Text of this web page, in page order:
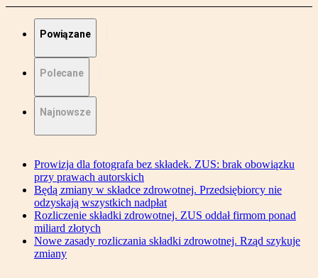
Powiązane
Polecane
Najnowsze
Prowizja dla fotografa bez składek. ZUS: brak obowiązku
przy prawach autorskich
Będą zmiany w składce zdrowotnej. Przedsiębiorcy nie
odzyskają wszystkich nadpłat
Rozliczenie składki zdrowotnej. ZUS oddał firmom ponad
miliard złotych
Nowe zasady rozliczania składki zdrowotnej. Rząd szykuje
zmiany